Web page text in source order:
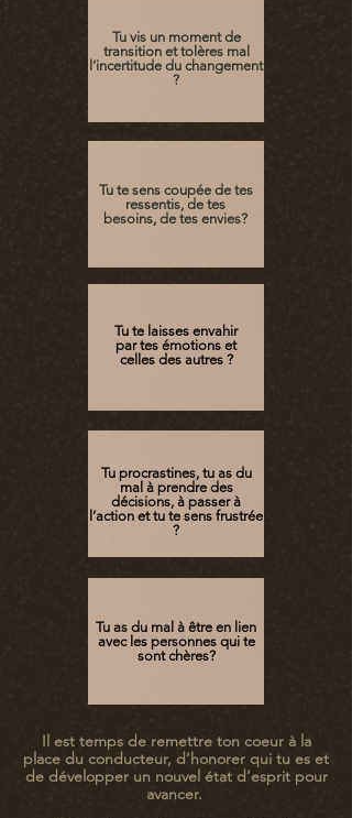
Tu vis un moment de
transition et tolères mal
l’incertitude du changement
?
Tu te sens coupée de tes
ressentis, de tes
besoins, de tes envies?
Tu te laisses envahir
par tes émotions et
celles des autres ?
Tu procrastines, tu as du
mal à prendre des
décisions, à passer à
l’action et tu te sens frustrée
?
Tu as du mal à être en lien
avec les personnes qui te
sont chères?
Il est temps de remettre ton coeur à la
place du conducteur, d’honorer qui tu es et
de développer un nouvel état d’esprit pour
avancer.